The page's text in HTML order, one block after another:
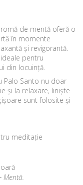
de mentă oferă o
în momente
și revigorantă.
pentru
din locuință.
Palo Santo nu doar
și la relaxare, liniște
sunt folosite și
meditație
Mentă.